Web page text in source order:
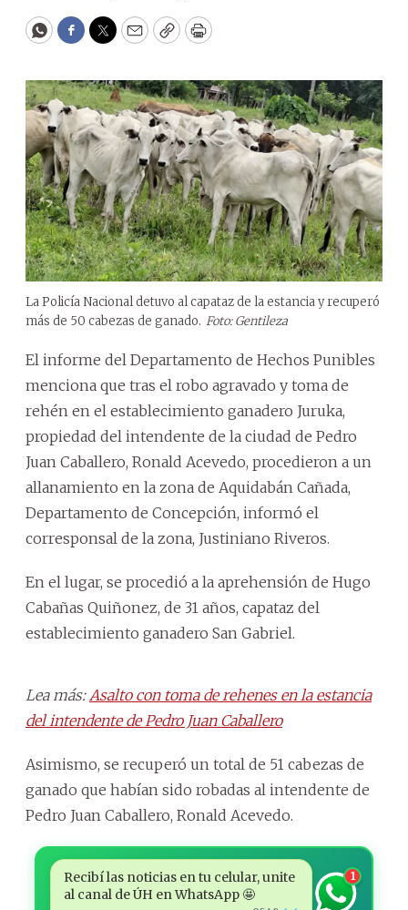
WhatsApp
Facebook
Twitter
EmailCopyPrint
La Policía Nacional detuvo al capataz de la estancia y recuperó
más de 50 cabezas de ganado. Foto: Gentileza
El informe del Departamento de Hechos Punibles
menciona que tras el robo agravado y toma de
rehén en el establecimiento ganadero Juruka,
propiedad del intendente de la ciudad de Pedro
Juan Caballero, Ronald Acevedo, procedieron a un
allanamiento en la zona de Aquidabán Cañada,
Departamento de Concepción, informó el
corresponsal de la zona, Justiniano Riveros.
En el lugar, se procedió a la aprehensión de Hugo
Cabañas Quiñonez, de 31 años, capataz del
establecimiento ganadero San Gabriel.
Lea más: Asalto con toma de rehenes en la estancia
del intendente de Pedro Juan Caballero
Asimismo, se recuperó un total de 51 cabezas de
ganado que habían sido robadas al intendente de
Pedro Juan Caballero, Ronald Acevedo.
Recibí las noticias en tu celular, unite
al canal de ÚH en WhatsApp 🤩
1